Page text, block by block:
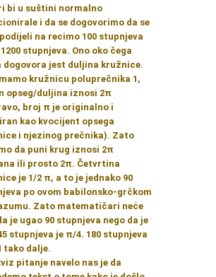
bi u suštini normalno
i da se dogovorimo da se
na recimo 100 stupnjeva
stupnjeva. Ono oko čega
dogovora jest duljina kružnice.
kružnicu poluprečnika 1,
opseg/duljina iznosi 2π
broj π je originalno i
kao kvocijent opsega
i njezinog prečnika). Zato
da puni krug iznosi 2π
ili prosto 2π. Četvrtina
je 1/2 π, a to je jednako 90
po ovom babilonsko-grčkom
Zato matematičari neće
je ugao 90 stupnjeva nego da je
stupnjeva je π/4. 180 stupnjeva
tako dalje.
pitanje navelo nas je da